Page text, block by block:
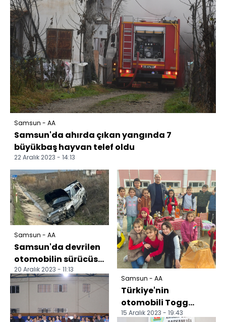
Samsun - AA
Samsun'da ahırda çıkan yangında 7
büyükbaş hayvan telef oldu
22 Aralık 2023 - 14:13
Samsun - AA
Samsun'da devrilen
otomobilin sürücüsü
yaralandı
20 Aralık 2023 - 11:13
Samsun - AA
Türkiye'nin
otomobili Togg
öğrencilere tanıtıldı
15 Aralık 2023 - 19:43